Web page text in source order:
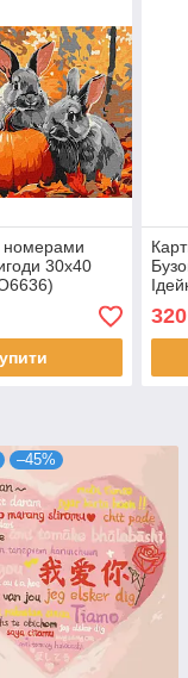
номерами
30х40
–45%